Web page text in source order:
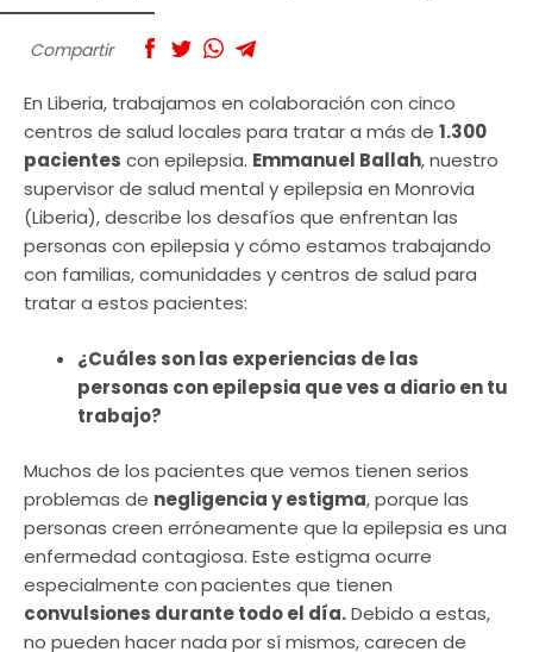
Compartir
En Liberia, trabajamos en colaboración con cinco
centros de salud locales para tratar a más de 1.300
pacientes con epilepsia. Emmanuel Ballah, nuestro
supervisor de salud mental y epilepsia en Monrovia
(Liberia), describe los desafíos que enfrentan las
personas con epilepsia y cómo estamos trabajando
con familias, comunidades y centros de salud para
tratar a estos pacientes:
¿Cuáles son las experiencias de las
personas con epilepsia que ves a diario en tu
trabajo?
Muchos de los pacientes que vemos tienen serios
problemas de negligencia y estigma, porque las
personas creen erróneamente que la epilepsia es una
enfermedad contagiosa. Este estigma ocurre
especialmente conpacientes que tienen
convulsiones durante todo el día.Debido a estas,
no pueden hacer nada por sí mismos, carecen de